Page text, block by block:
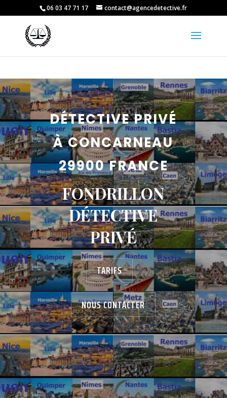
06 03 47 71 17 contact@agencedetective.fr
DÉTECTIVE PRIVÉ
À CONCARNEAU
29900 FRANCE
FONDRILLON
DÉTECTIVE
PRIVÉ
TARIFS
NOUS CONTACTER